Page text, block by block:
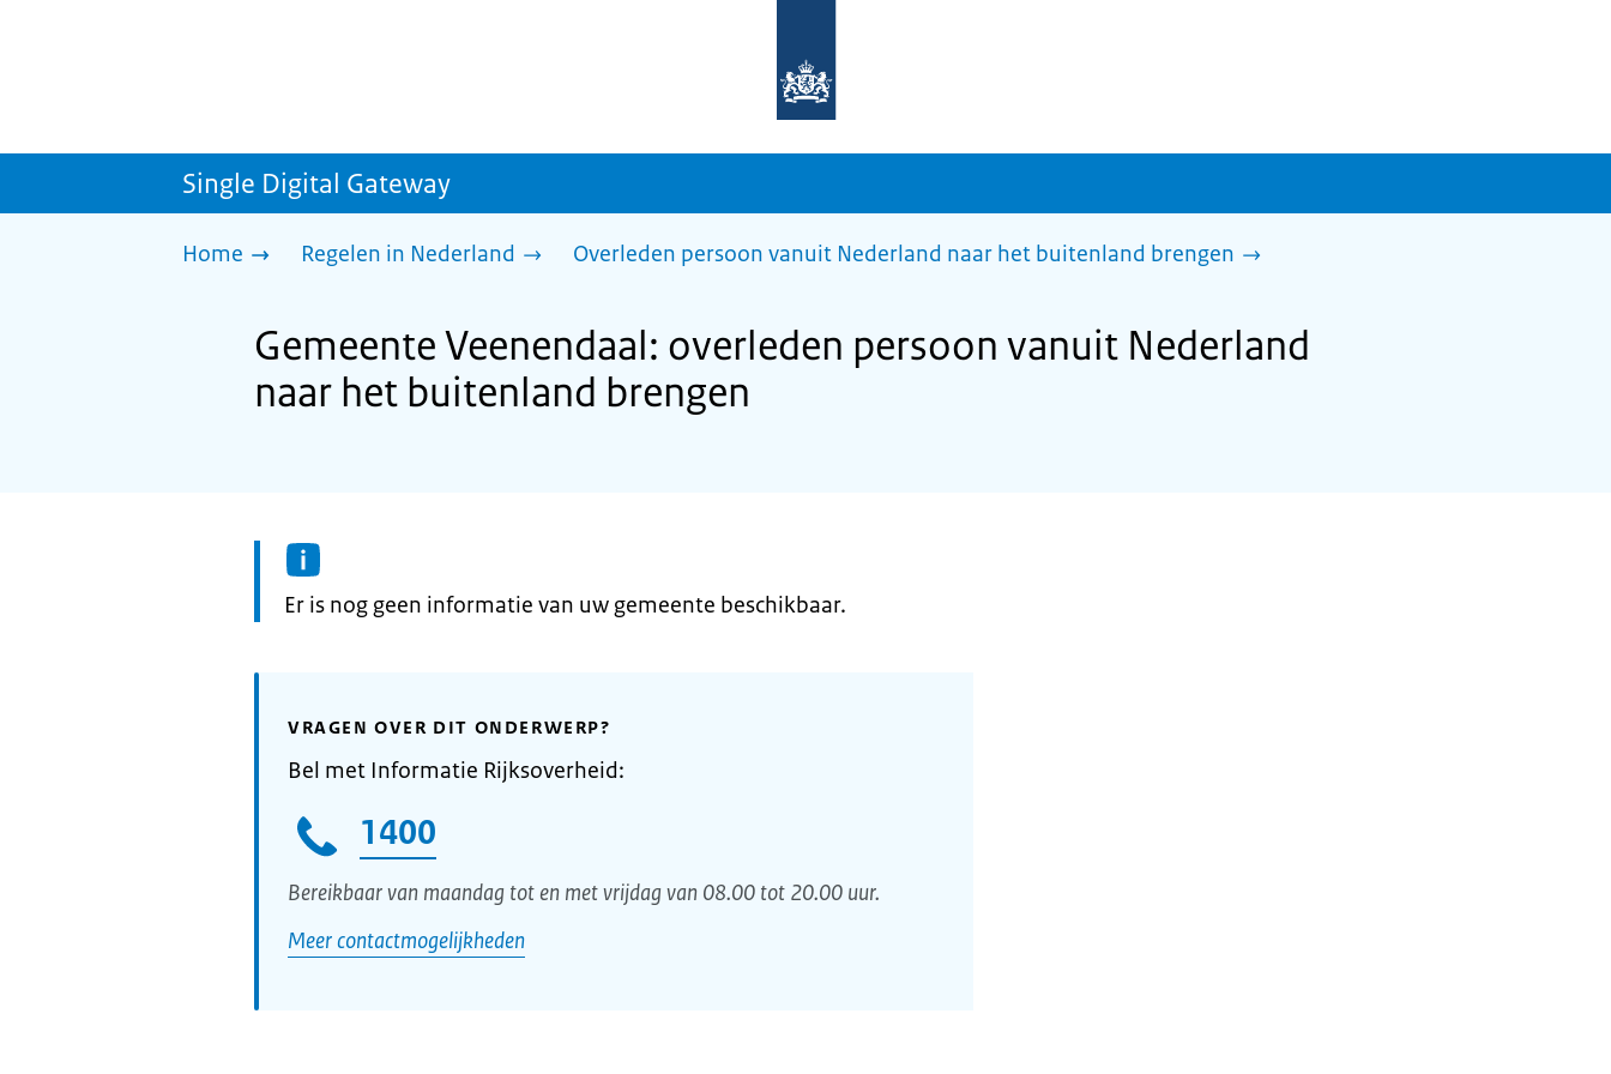
homepage
sdg.rijksoverheid.nl
Single Digital Gateway
Home Regelen in Nederland Overleden persoon vanuit Nederland naar het buitenland brengen
Gemeente Veenendaal: overleden persoon vanuit Nederland
naar het buitenland brengen
Informatie:
Er is nog geen informatie van uw gemeente beschikbaar.
VRAGEN OVER DIT ONDERWERP?
Bel met Informatie Rijksoverheid:
1400
Bereikbaar van maandag tot en met vrijdag van 08.00 tot 20.00 uur.
Meer contactmogelijkheden